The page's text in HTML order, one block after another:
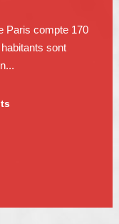
Paris compte 170
sont